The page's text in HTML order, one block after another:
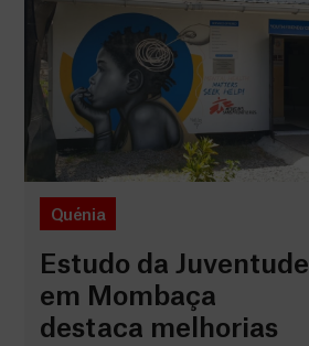
Quénia
Estudo da Juventude
em Mombaça
destaca melhorias